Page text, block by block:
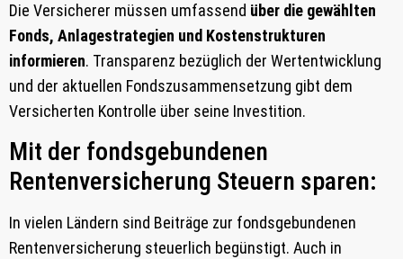
Die Versicherer müssen umfassend über die gewählten
Fonds, Anlagestrategien und Kostenstrukturen
informieren. Transparenz bezüglich der Wertentwicklung
und der aktuellen Fondszusammensetzung gibt dem
Versicherten Kontrolle über seine Investition.
Mit der fondsgebundenen
Rentenversicherung Steuern sparen:
In vielen Ländern sind Beiträge zur fondsgebundenen
Rentenversicherung steuerlich begünstigt. Auch in